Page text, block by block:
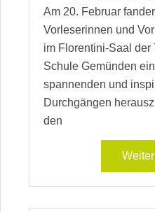
Am 20. Februar
Vorleserinnen und
im Florentini-Saal
Schule Gemünden
spannenden und
Durchgängen
den